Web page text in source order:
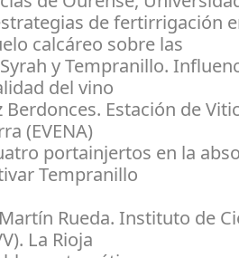
de fertirrigación
calcáreo sobre las
y Tempranillo.
del vino
Berdonces. Estación de
(EVENA)
portainjertos en la
Tempranillo
Rueda. Instituto de
La Rioja